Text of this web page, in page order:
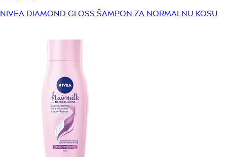
NIVEA DIAMOND GLOSS ŠAMPON ZA NORMALNU KOSU